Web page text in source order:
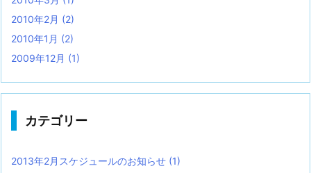
2010年2月 (2)
2010年1月 (2)
2009年12月 (1)
カテゴリー
2013年2月スケジュールのお知らせ (1)